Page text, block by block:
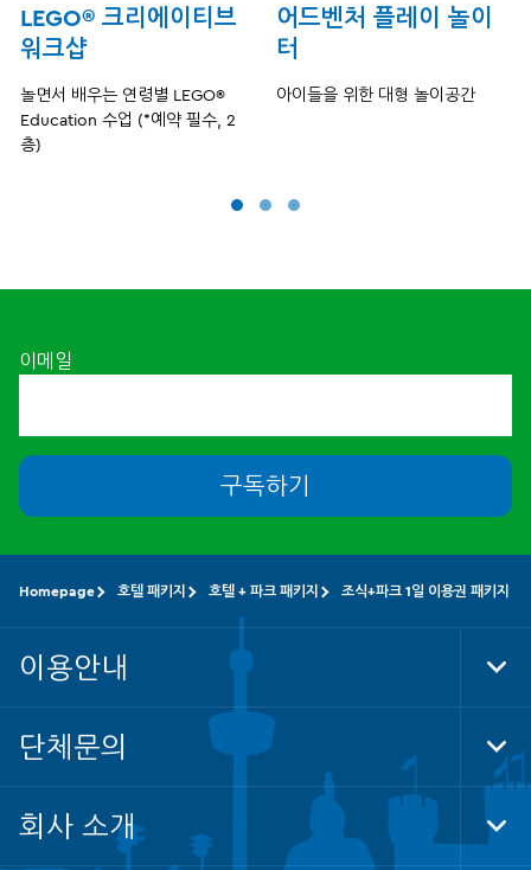
LEGO® 크리에이티브
워크샵
놀면서 배우는 연령별 LEGO®
Education 수업 (*예약 필수, 2
층)
어드벤처 플레이 놀이
터
아이들을 위한 대형 놀이공간
이메일
구독하기
Homepage 호텔 패키지 호텔 + 파크 패키지 조식+파크 1일 이용권 패키지
이용안내
단체문의
회사 소개